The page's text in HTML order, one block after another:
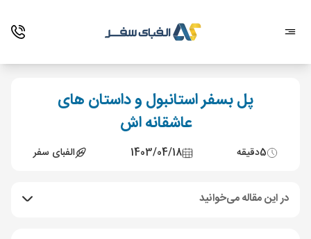
پل بسفر استانبول و داستان های
عاشقانه اش
5دقیقه 1403/04/18 الفبای سفر
در این مقاله می‌خوانید